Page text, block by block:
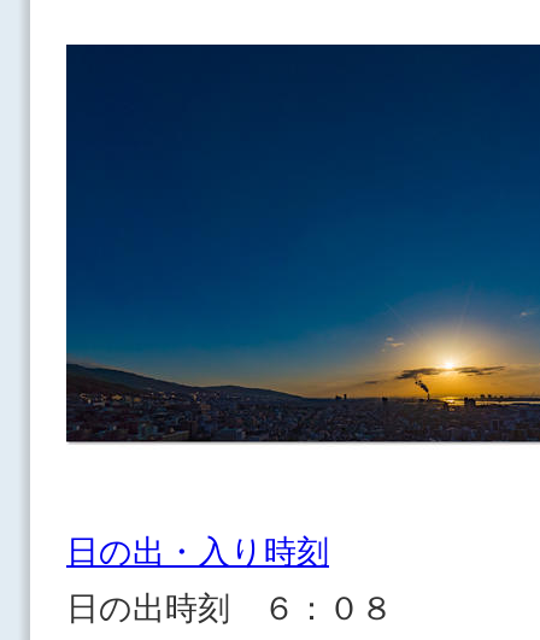
日の出・入り時刻
日の出時刻 ６：０８